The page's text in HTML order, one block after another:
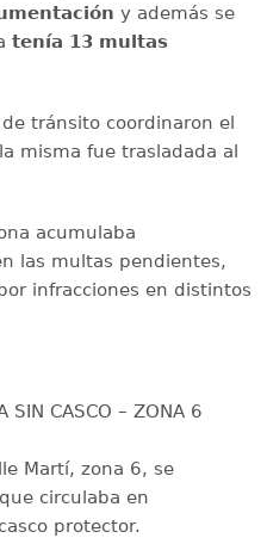
y además se
tenía 13 multas
tránsito coordinaron el
misma fue trasladada al
acumulaba
las multas pendientes,
infracciones en distintos
SIN CASCO – ZONA 6
Martí, zona 6, se
circulaba en
protector.